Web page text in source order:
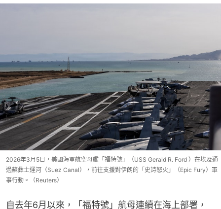
2026年3月5日，美國海軍航空母艦「福特號」（USS Gerald R. Ford ）在埃及通
過蘇彝士運河（Suez Canal），前往支援對伊朗的「史詩怒火」（Epic Fury）軍
事行動。（Reuters）
自去年6月以來，「福特號」航母連續在海上部署，